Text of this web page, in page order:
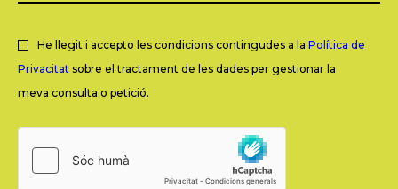
He llegit i accepto les condicions contingudes a la Política de
Privacitat sobre el tractament de les dades per gestionar la
meva consulta o petició.